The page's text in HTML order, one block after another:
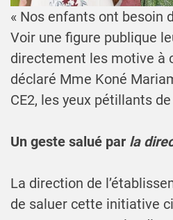
« Nos enfants ont besoin
Voir une figure publique
directement les motive à
déclaré Mme Koné
CE2, les yeux pétillants
Un geste salué par la
La direction de
de saluer cette initiative